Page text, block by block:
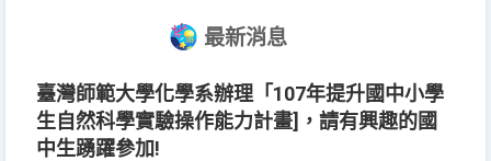
最新消息
臺灣師範大學化學系辦理「107年提升國中小學
生自然科學實驗操作能力計畫]，請有興趣的國
中生踴躍參加!